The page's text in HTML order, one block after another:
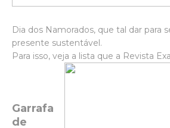
Dia dos Namorados, que tal dar para
presente sustentável.
Para isso, veja a lista que a Revista
Garrafa
de